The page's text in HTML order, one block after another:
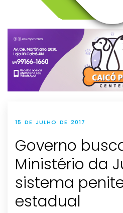
15 DE JULHO DE 2017
Governo
Ministério da
sistema
estadual